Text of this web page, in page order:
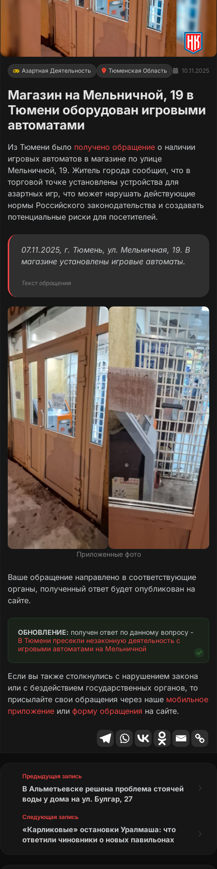
Азартная Деятельность Тюменская Область 10.11.2025
Магазин на Мельничной, 19 в
Тюмени оборудован игровыми
автоматами
Из Тюмени было получено обращение о наличии
игровых автоматов в магазине по улице
Мельничной, 19. Житель города сообщил, что в
торговой точке установлены устройства для
азартных игр, что может нарушать действующие
нормы Российского законодательства и создавать
потенциальные риски для посетителей.
07.11.2025, г. Тюмень, ул. Мельничная, 19. В
магазине установлены игровые автоматы.
Текст обращения
Приложенные фото
Ваше обращение направлено в соответствующие
органы, полученный ответ будет опубликован на
сайте.
ОБНОВЛЕНИЕ:
В Тюмени пресекли незаконную деятельность с
игровыми автоматами на Мельничной
Если вы также столкнулись с нарушением закона
или с бездействием государственных органов, то
присылайте свои обращения через наше мобильное
приложение или форму обращения на сайте.
Предыдущая запись
В Альметьевске решена проблема стоячей
воды у дома на ул. Булгар, 27
Следующая запись
«Карликовые» остановки Уралмаша: что
ответили чиновники о новых павильонах